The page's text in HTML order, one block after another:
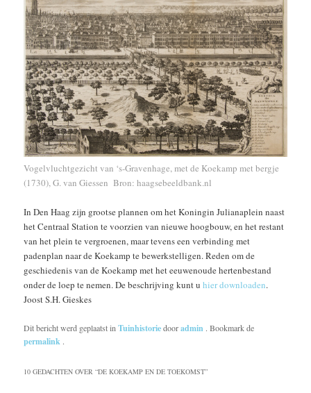
Vogelvluchtgezicht van ‘s-Gravenhage, met de Koekamp met bergje
(1730), G. van Giessen Bron: haagsebeeldbank.nl
In Den Haag zijn grootse plannen om het Koningin Julianaplein naast
het Centraal Station te voorzien van nieuwe hoogbouw, en het restant
van het plein te vergroenen, maar tevens een verbinding met
padenplan naar de Koekamp te bewerkstelligen. Reden om de
geschiedenis van de Koekamp met het eeuwenoude hertenbestand
onder de loep te nemen. De beschrijving kunt uhier downloaden.
Joost S.H. Gieskes
Dit bericht werd geplaatst inTuinhistoriedooradmin . Bookmark de
permalink .
10 GEDACHTEN OVER “DE KOEKAMP EN DE TOEKOMST”